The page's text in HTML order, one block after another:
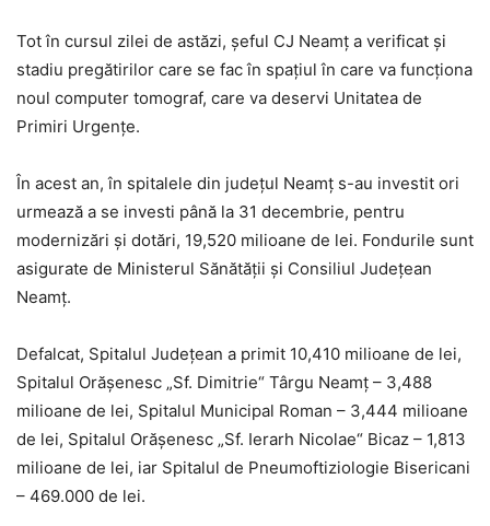
Tot în cursul zilei de astăzi, șeful CJ Neamț a verificat și
stadiu pregătirilor care se fac în spațiul în care va funcționa
noul computer tomograf, care va deservi Unitatea de
Primiri Urgențe.
În acest an, în spitalele din județul Neamț s-au investit ori
urmează a se investi până la 31 decembrie, pentru
modernizări și dotări, 19,520 milioane de lei. Fondurile sunt
asigurate de Ministerul Sănătății și Consiliul Județean
Neamț.
Defalcat, Spitalul Județean a primit 10,410 milioane de lei,
Spitalul Orășenesc „Sf. Dimitrie“ Târgu Neamț – 3,488
milioane de lei, Spitalul Municipal Roman – 3,444 milioane
de lei, Spitalul Orășenesc „Sf. Ierarh Nicolae“ Bicaz – 1,813
milioane de lei, iar Spitalul de Pneumoftiziologie Bisericani
– 469.000 de lei.